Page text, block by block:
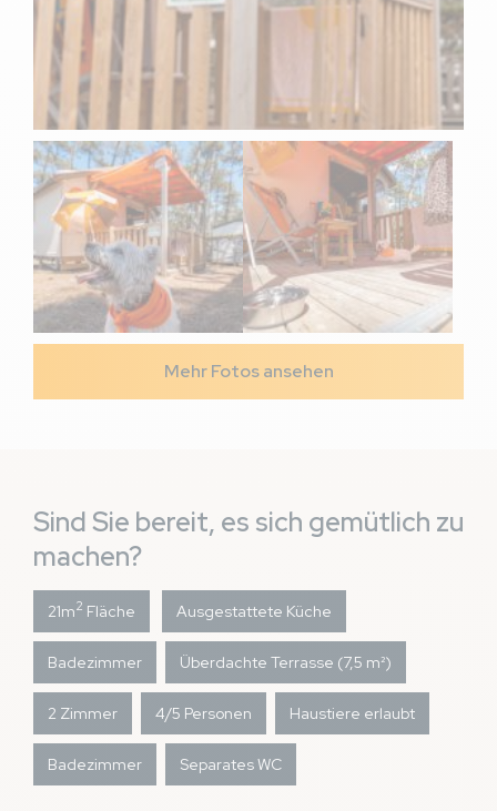
Mehr Fotos ansehen
Sind Sie bereit, es sich gemütlich zu
machen?
21m2 Fläche Ausgestattete Küche
Badezimmer Überdachte Terrasse (7,5 m²)
2 Zimmer 4/5 Personen Haustiere erlaubt
Badezimmer Separates WC